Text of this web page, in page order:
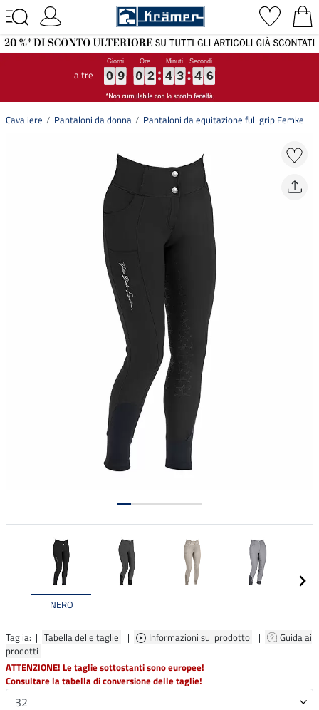
altre 0
0
0
0 9
9
9
9 0
0
0
0 2
2
2
2 4
4
4
4 3
3
3
3 4
4
4
4 5
5
5
5
Cavaliere Pantaloni da donna Pantaloni da equitazione full grip Femke
NERO
Taglia: | Tabella delle taglie | Informazioni sul prodotto |
Guida ai
prodotti
ATTENZIONE! Le taglie sottostanti sono europee!
Consultare la tabella di conversione delle taglie!